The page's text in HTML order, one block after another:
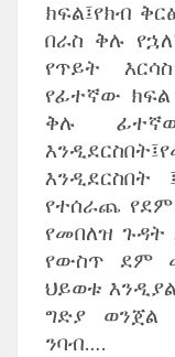
ክፍል፤የክብ
በራስ ቅሉ
የጥይት
የፊተኛው ክፍል
ቅሉ
እንዲደርስበት
የተሰራጨ
የመበለዝ
የውስጥ ደም
ህይወቱ
ግድያ ወንጀል
ንባብ….